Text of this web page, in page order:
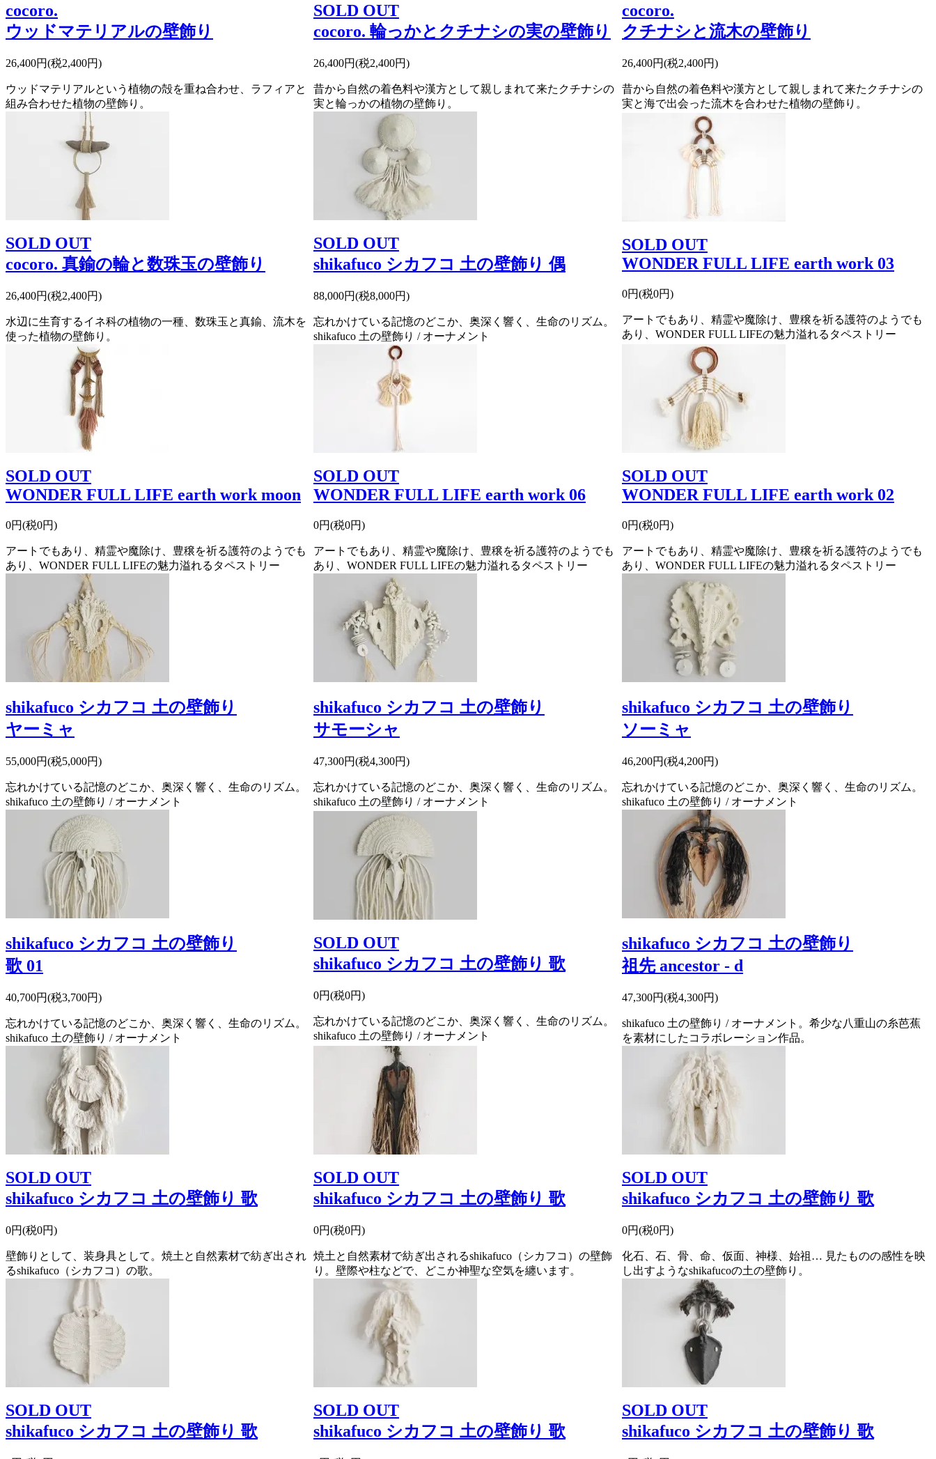
cocoro.
ウッドマテリアルの壁飾り
26,400円(税2,400円)
ウッドマテリアルという植物の殻を重ね合わせ、ラフィアと
組み合わせた植物の壁飾り。
SOLD OUT
cocoro. 輪っかとクチナシの実の壁飾り
26,400円(税2,400円)
昔から自然の着色料や漢方として親しまれて来たクチナシの
実と輪っかの植物の壁飾り。
cocoro.
クチナシと流木の壁飾り
26,400円(税2,400円)
昔から自然の着色料や漢方として親しまれて来たクチナシの
実と海で出会った流木を合わせた植物の壁飾り。
SOLD OUT
cocoro. 真鍮の輪と数珠玉の壁飾り
26,400円(税2,400円)
水辺に生育するイネ科の植物の一種、数珠玉と真鍮、流木を
使った植物の壁飾り。
SOLD OUT
shikafuco シカフコ 土の壁飾り 偶
88,000円(税8,000円)
忘れかけている記憶のどこか、奥深く響く、生命のリズム。
shikafuco 土の壁飾り / オーナメント
SOLD OUT
WONDER FULL LIFE earth work 03
0円(税0円)
アートでもあり、精霊や魔除け、豊穣を祈る護符のようでも
あり、WONDER FULL LIFEの魅力溢れるタペストリー
SOLD OUT
WONDER FULL LIFE earth work moon
0円(税0円)
アートでもあり、精霊や魔除け、豊穣を祈る護符のようでも
あり、WONDER FULL LIFEの魅力溢れるタペストリー
SOLD OUT
WONDER FULL LIFE earth work 06
0円(税0円)
アートでもあり、精霊や魔除け、豊穣を祈る護符のようでも
あり、WONDER FULL LIFEの魅力溢れるタペストリー
SOLD OUT
WONDER FULL LIFE earth work 02
0円(税0円)
アートでもあり、精霊や魔除け、豊穣を祈る護符のようでも
あり、WONDER FULL LIFEの魅力溢れるタペストリー
shikafuco シカフコ 土の壁飾り
ヤーミャ
55,000円(税5,000円)
忘れかけている記憶のどこか、奥深く響く、生命のリズム。
shikafuco 土の壁飾り / オーナメント
shikafuco シカフコ 土の壁飾り
サモーシャ
47,300円(税4,300円)
忘れかけている記憶のどこか、奥深く響く、生命のリズム。
shikafuco 土の壁飾り / オーナメント
shikafuco シカフコ 土の壁飾り
ソーミャ
46,200円(税4,200円)
忘れかけている記憶のどこか、奥深く響く、生命のリズム。
shikafuco 土の壁飾り / オーナメント
shikafuco シカフコ 土の壁飾り
歌 01
40,700円(税3,700円)
忘れかけている記憶のどこか、奥深く響く、生命のリズム。
shikafuco 土の壁飾り / オーナメント
SOLD OUT
shikafuco シカフコ 土の壁飾り 歌
0円(税0円)
忘れかけている記憶のどこか、奥深く響く、生命のリズム。
shikafuco 土の壁飾り / オーナメント
shikafuco シカフコ 土の壁飾り
祖先 ancestor - d
47,300円(税4,300円)
shikafuco 土の壁飾り / オーナメント。希少な八重山の糸芭蕉
を素材にしたコラボレーション作品。
SOLD OUT
shikafuco シカフコ 土の壁飾り 歌
0円(税0円)
壁飾りとして、装身具として。焼土と自然素材で紡ぎ出され
るshikafuco（シカフコ）の歌。
SOLD OUT
shikafuco シカフコ 土の壁飾り 歌
0円(税0円)
焼土と自然素材で紡ぎ出されるshikafuco（シカフコ）の壁飾
り。壁際や柱などで、どこか神聖な空気を纏います。
SOLD OUT
shikafuco シカフコ 土の壁飾り 歌
0円(税0円)
化石、石、骨、命、仮面、神様、始祖… 見たものの感性を映
し出すようなshikafucoの土の壁飾り。
SOLD OUT
shikafuco シカフコ 土の壁飾り 歌
SOLD OUT
shikafuco シカフコ 土の壁飾り 歌
SOLD OUT
shikafuco シカフコ 土の壁飾り 歌